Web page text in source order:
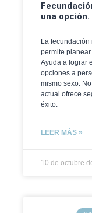
una opción.
La
permite
Ayuda a lograr
opciones a
mismo sexo.
actual ofrece
éxito.
LEER MÁS »
10 de octubre